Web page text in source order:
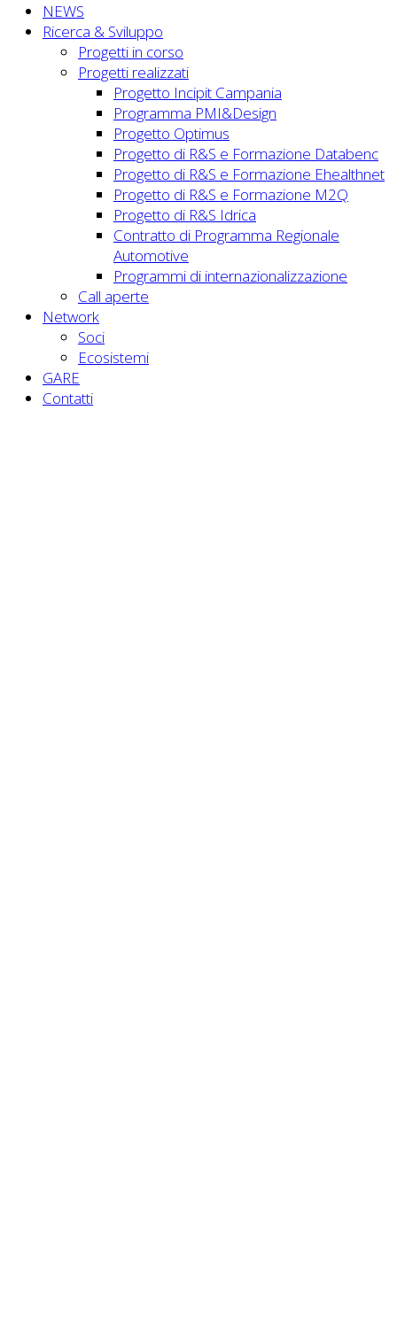
NEWS
Ricerca & Sviluppo
Progetti in corso
Progetti realizzati
Progetto Incipit Campania
Programma PMI&Design
Progetto Optimus
Progetto di R&S e Formazione Databenc
Progetto di R&S e Formazione Ehealthnet
Progetto di R&S e Formazione M2Q
Progetto di R&S Idrica
Contratto di Programma Regionale
Automotive
Programmi di internazionalizzazione
Call aperte
Network
Soci
Ecosistemi
GARE
Contatti